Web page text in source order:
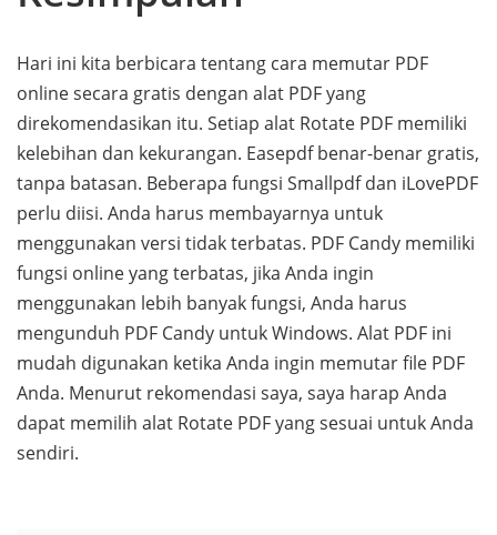
Hari ini kita berbicara tentang cara memutar PDF
online secara gratis dengan alat PDF yang
direkomendasikan itu. Setiap alat Rotate PDF memiliki
kelebihan dan kekurangan. Easepdf benar-benar gratis,
tanpa batasan. Beberapa fungsi Smallpdf dan iLovePDF
perlu diisi. Anda harus membayarnya untuk
menggunakan versi tidak terbatas. PDF Candy memiliki
fungsi online yang terbatas, jika Anda ingin
menggunakan lebih banyak fungsi, Anda harus
mengunduh PDF Candy untuk Windows. Alat PDF ini
mudah digunakan ketika Anda ingin memutar file PDF
Anda. Menurut rekomendasi saya, saya harap Anda
dapat memilih alat Rotate PDF yang sesuai untuk Anda
sendiri.